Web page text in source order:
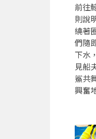
前往
則說
繞著
們隨
下水
見船
鯊共
興奮